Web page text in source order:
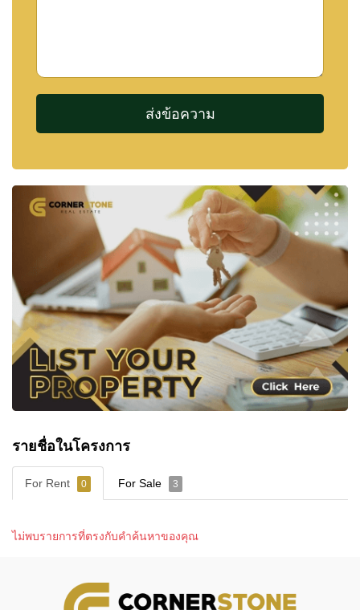
Awards
💬 LINE ID: @cornerstonepattaya
🌐www.cornerstone.co.th
🤝ติดต่อเราวันนี้!
https://www.facebook.com/
https://www.instagram.com/cornerstonepattaya/
▶️
https://www.youtube.com/@CornerstoneRealEstate
รายชื่อในโครงการ
For Rent 0 For Sale 3
ไม่พบรายการที่ตรงกับคำค้นหาของคุณ